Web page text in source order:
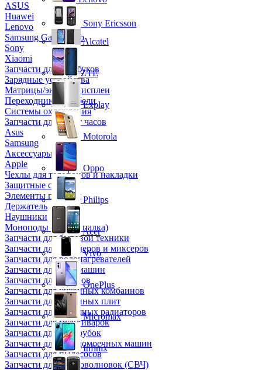
ASUS
Huawei
Lenovo
Samsung Galaxy Tab
Sony
Xiaomi
Запчасти для ноутбуков
Зарядные устройства
Матрицы/экраны/дисплеи
Переходники и кабели
Системы охлаждения
Запчасти для смарт часов
Asus
Samsung
Аксессуары
Apple
Чехлы для телефонов и накладки
Защитные стекла
Элементы питания
Держатель
Наушники
Моноподы (Селфи палка)
Запчасти для бытовой техники
Запчасти для блендеров и миксеров
Запчасти для водонагревателей
Запчасти для кофемашин
Запчасти для кулеров
Запчасти для кухонных комбаинов
Запчасти для кухонных плит
Запчасти для масляных радиаторов
Запчасти для мультиварок
Запчасти для мясорубок
Запчасти для посудомоечных машин
Запчасти для пылесосов
Запчасти для микроволновок (СВЧ)
Sony Ericsson
Alcatel
ZTE
Explay
Motorola
Oppo
Philips
Acer
Vivo
OnePlus
Micromax
Infinix